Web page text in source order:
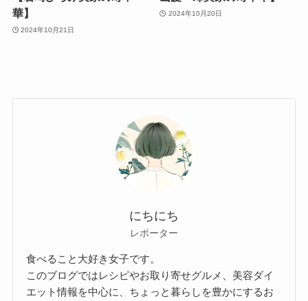
華】
2024年10月21日
2024年10月20日
にちにち
レポーター
食べること大好き女子です。
このブログではレシピやお取り寄せグルメ、美容ダイ
エット情報を中心に、ちょっと暮らしを豊かにするお